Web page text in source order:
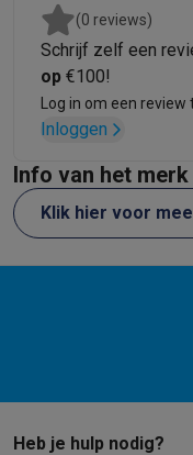
(0 reviews)
Schrijf zelf een
op €100!
Log in om een
Inloggen
Info van het merk
Klik hier voor
Heb je hulp nodig?